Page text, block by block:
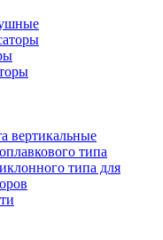
вертикальные
типа
типа для